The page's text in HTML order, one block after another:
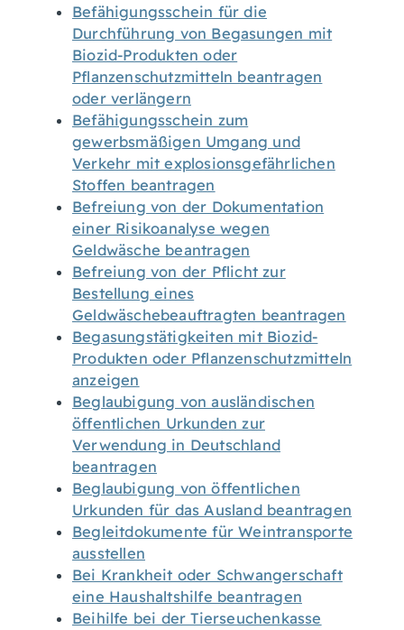
Befähigungsschein für die
Durchführung von Begasungen mit
Biozid-Produkten oder
Pflanzenschutzmitteln beantragen
oder verlängern
Befähigungsschein zum
gewerbsmäßigen Umgang und
Verkehr mit explosionsgefährlichen
Stoffen beantragen
Befreiung von der Dokumentation
einer Risikoanalyse wegen
Geldwäsche beantragen
Befreiung von der Pflicht zur
Bestellung eines
Geldwäschebeauftragten beantragen
Begasungstätigkeiten mit Biozid-
Produkten oder Pflanzenschutzmitteln
anzeigen
Beglaubigung von ausländischen
öffentlichen Urkunden zur
Verwendung in Deutschland
beantragen
Beglaubigung von öffentlichen
Urkunden für das Ausland beantragen
Begleitdokumente für Weintransporte
ausstellen
Bei Krankheit oder Schwangerschaft
eine Haushaltshilfe beantragen
Beihilfe bei der Tierseuchenkasse